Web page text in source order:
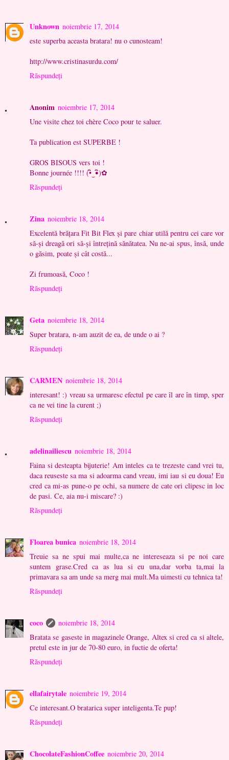
Unknown noiembrie 17, 2014
este superba aceasta bratara! nu o cunosteam!
http://www.cristinasurdu.com/
Răspundeți
Anonim noiembrie 17, 2014
Une visite chez toi chère Coco pour te saluer.
Ta publication est SUPERBE !
GROS BISOUS vers toi !
Bonne journée !!!! (•ิ‿•ิ)✿
Răspundeți
Zina noiembrie 18, 2014
Excelentă brățara Fit Bit Flex și pare chiar utilă pentru cei care vor
să-și dreagă ori să-și întrețină sănătatea. Nu ne-ai spus, însă, unde
o găsim, poate și cât costă...
Zi frumoasă, Coco !
Răspundeți
Geta noiembrie 18, 2014
Super bratara, n-am auzit de ea, de unde o ai ?
Răspundeți
CARMEN noiembrie 18, 2014
interesant! :) vreau sa urmaresc efectul pe care îl are în timp, sper
ca ne vei tine la curent ;)
Răspundeți
adelinailiescu noiembrie 18, 2014
Faina si desteapta bijuterie! Am inteles ca te trezeste cand vrei tu,
daca reuseste sa ma si adoarma cand vreau, imi iau si eu doua! Eu
cred ca mi-as pune-o pe ochi, sa numere de cate ori clipesc in loc
de pasi. Ce, aia nu-i miscare? :)
Răspundeți
Floarea bunica noiembrie 18, 2014
Treuie sa ne spui mai multe,ca ne intereseaza si pe noi care
suntem grase.Cred ca as lua si eu una,dar vorba ta,mai la
primavara sa am unde sa merg mai mult.Ma uimesti cu tehnica ta!
Răspundeți
coco
noiembrie 18, 2014
Bratata se gaseste in magazinele Orange, Altex si cred ca si altele,
pretul este in jur de 70-80 euro, in fuctie de oferta!
Răspundeți
ellafairytale noiembrie 19, 2014
Ce interesant.O bratarica super inteligenta.Te pup!
Răspundeți
ChocolateFashionCoffee noiembrie 20, 2014